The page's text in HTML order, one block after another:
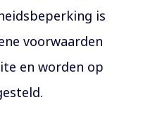
is
voorwaarden
en worden op